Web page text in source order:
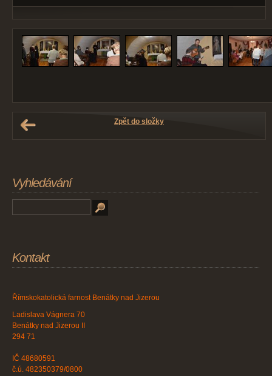
Zpět do složky
Vyhledávání
Kontakt
Římskokatolická farnost Benátky nad Jizerou
Ladislava Vágnera 70
Benátky nad Jizerou II
294 71
IČ 48680591
č.ú. 482350379/0800